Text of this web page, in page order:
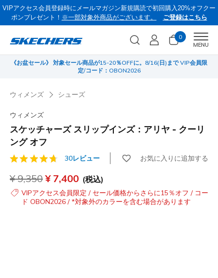
VIPアクセス会員登録時にメールマガジン新規購読で初回購入20%オフクー
ポンプレゼント！ ※一部対象外商品がございます。 ご登録はこちら
0
MENU
《お盆セール》 対象セール商品が15-20％OFFに。8/16(日)まで VIP会員限
定/コード：OBON2026
ウィメンズ シューズ
ウィメンズ
スケッチャーズ スリップインズ：アリヤ - クーリ
ング オフ
顧客評価3.8/5件30レビュー お気に入りに追加する
からの値引き
¥ 9,350から
¥ 7,400 (税込)
VIPアクセス会員限定 / セール価格からさらに15％オフ / コー
ド OBON2026 / *対象外のカラーを含む場合があります